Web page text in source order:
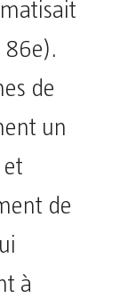
86e).
de
un
et
de
à